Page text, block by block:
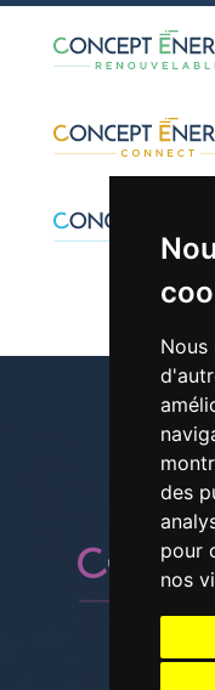
Nous
des
pour
nos